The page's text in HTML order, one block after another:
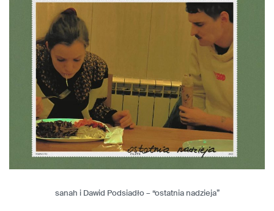
sanah i Dawid Podsiadło – “ostatnia nadzieja”